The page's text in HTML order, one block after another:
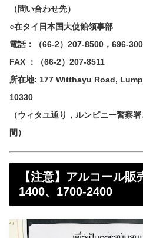
（問い合わせ先）
○在タイ日本国大使館領事部
電話：（66-2）207-8500，696-
FAX ：（66-2）207-8511
所在地: 177 Witthayu Road,
10330
（ウィタユ通り，ルンピニー警察
間）
【注意】アルコール販
1400、1700-2400